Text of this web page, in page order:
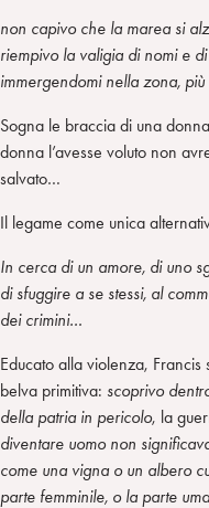
non capivo che la marea si
riempivo la valigia di nomi e
immergendomi nella zona,
Sogna le braccia di una
donna l’avesse voluto non
salvato…
Il legame come unica
In cerca di un amore, di uno
di sfuggire a se stessi, al
dei crimini…
Educato alla violenza,
belva primitiva: scoprivo
della patria in pericolo, la
diventare uomo non
come una vigna o un albero
parte femminile, o la parte